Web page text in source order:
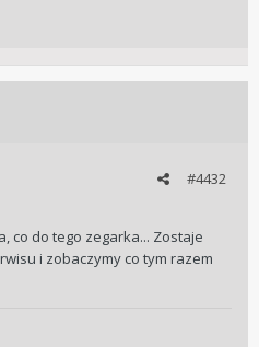
#4432
co do tego zegarka... Zostaje
i zobaczymy co tym razem